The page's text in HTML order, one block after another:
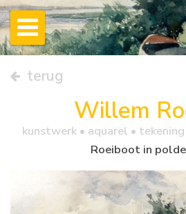
terug
Willem
kunstwerk • aquarel •
Roeiboot in